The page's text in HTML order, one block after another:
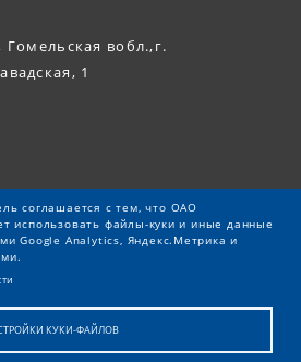
вобл.,г.
1
соглашается с тем, что ОАО
использовать файлы-куки и иные данные
Google Analytics, Яндекс.Метрика и
КУКИ-ФАЙЛОВ